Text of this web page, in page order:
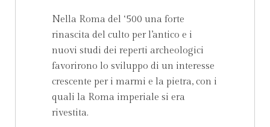
Nella Roma del ‘500 una forte
rinascita del culto per l’antico e i
nuovi studi dei reperti archeologici
favorirono lo sviluppo di un interesse
crescente per i marmi e la pietra, con i
quali la Roma imperiale si era
rivestita.